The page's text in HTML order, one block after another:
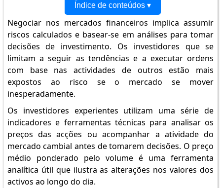
Índice de conteúdos ▾
Negociar nos mercados financeiros implica assumir
riscos calculados e basear-se em análises para tomar
decisões de investimento. Os investidores que se
limitam a seguir as tendências e a executar ordens
com base nas actividades de outros estão mais
expostos ao risco se o mercado se mover
inesperadamente.
Os investidores experientes utilizam uma série de
indicadores e ferramentas técnicas para analisar os
preços das acções ou acompanhar a atividade do
mercado cambial antes de tomarem decisões. O preço
médio ponderado pelo volume é uma ferramenta
analítica útil que ilustra as alterações nos valores dos
activos ao longo do dia.